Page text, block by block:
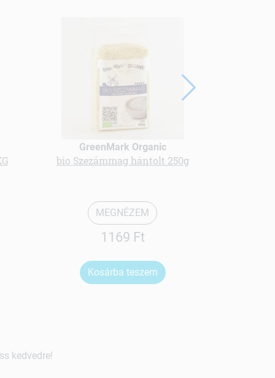
GreenMark Organic
bio Szezámmag hántolt 250g
MEGNÉZEM
1169 Ft
Kosárba teszem
kedvedre!